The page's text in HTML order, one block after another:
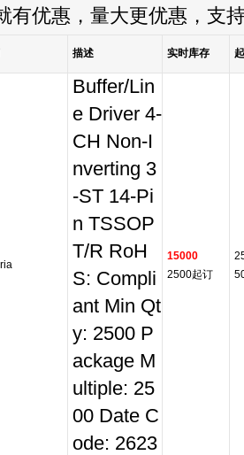
有优惠，量大更优惠，支
描述 实时库存
Buffer/Lin
e Driver 4-
CH Non-I
nverting 3
-ST 14-Pi
n TSSOP
T/R RoH
S: Compli
ant Min Qt
y: 2500 P
ackage M
ultiple: 25
00 Date C
ode: 2623
15000
2500起订